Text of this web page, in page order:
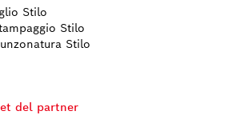
Stilo
Stilo
Stilo
del partner